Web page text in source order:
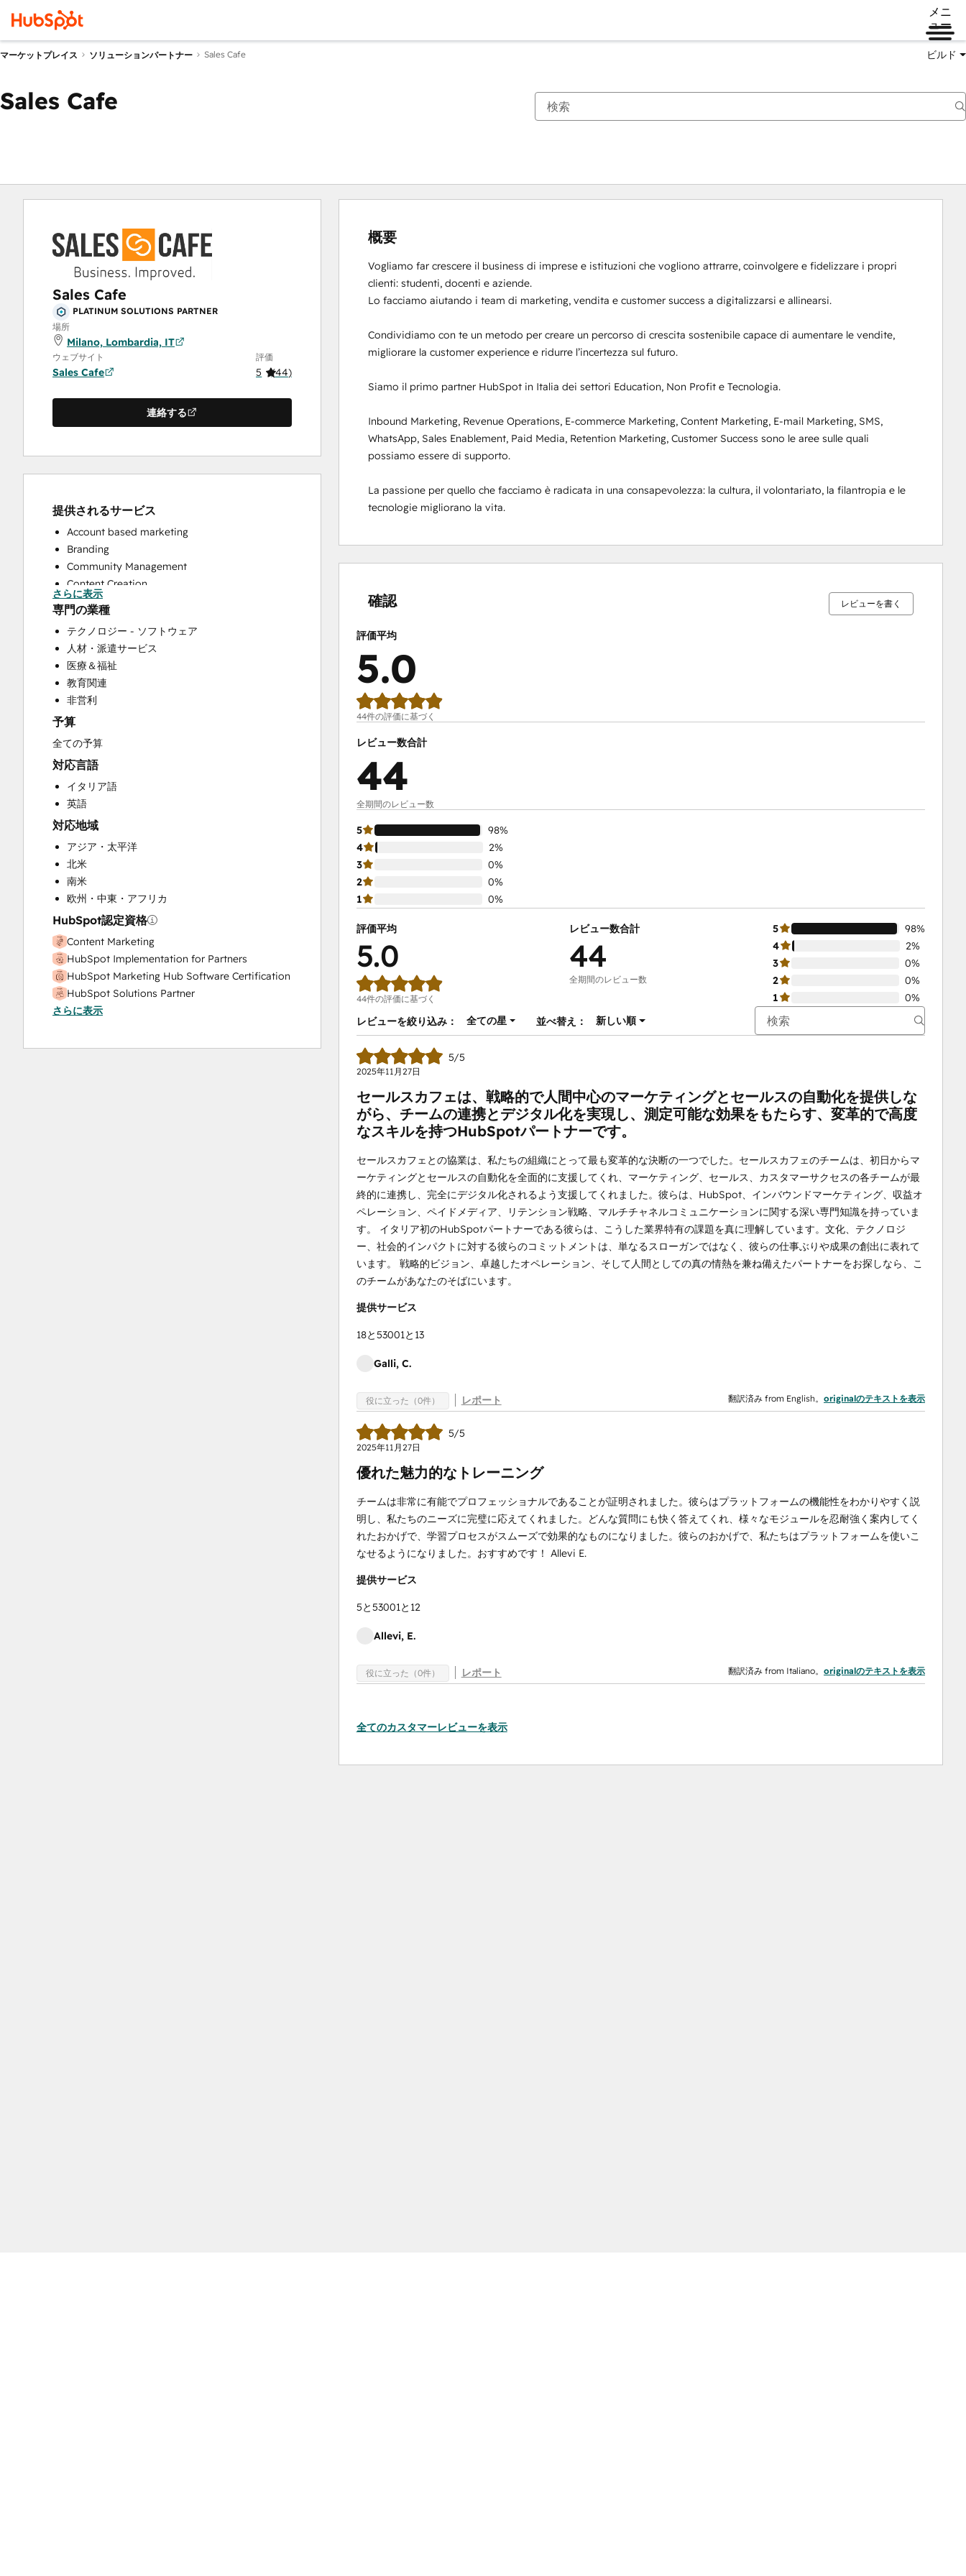
メニ
ュー
マーケットプレイス ソリューションパートナー Sales Cafe ビルド
Sales Cafe
Sales Cafe
PLATINUM SOLUTIONS PARTNER
場所
Milano, Lombardia, IT
ウェブサイト
Sales Cafe
評価
5 (44)
連絡する
提供されるサービス
Account based marketing
Branding
Community Management
Content Creation
Conversational Marketing
CRM Implementation
CRM Migration
Custom API Integrations
Customer Marketing
Customer Success Training
Customer Support Training
Customer Survey and Analysis
Email Marketing
Full Inbound Marketing Services
Help Desk Implementation
HubSpot Onboarding
Knowledge Base Development
Paid Advertising
Programmable Automation
Public Relations
Sales and Marketing Alignment
Sales Coaching and Training
Sales Enablement
Search Engine Optimization
Social Media
Video Production
Website Design
Website Development
Website Migration
さらに表示
専門の業種
テクノロジー - ソフトウェア
人材・派遣サービス
医療＆福祉
教育関連
非営利
予算
全ての予算
対応言語
イタリア語
英語
対応地域
アジア・太平洋
北米
南米
欧州・中東・アフリカ
HubSpot認定資格
Content Marketing
HubSpot Implementation for Partners
HubSpot Marketing Hub Software Certification
HubSpot Solutions Partner
Inbound Sales
さらに表示
概要
Vogliamo far crescere il business di imprese e istituzioni che vogliono attrarre, coinvolgere e fidelizzare i propri
clienti: studenti, docenti e aziende.
Lo facciamo aiutando i team di marketing, vendita e customer success a digitalizzarsi e allinearsi.
Condividiamo con te un metodo per creare un percorso di crescita sostenibile capace di aumentare le vendite,
migliorare la customer experience e ridurre l’incertezza sul futuro.
Siamo il primo partner HubSpot in Italia dei settori Education, Non Profit e Tecnologia.
Inbound Marketing, Revenue Operations, E-commerce Marketing, Content Marketing, E-mail Marketing, SMS,
WhatsApp, Sales Enablement, Paid Media, Retention Marketing, Customer Success sono le aree sulle quali
possiamo essere di supporto.
La passione per quello che facciamo è radicata in una consapevolezza: la cultura, il volontariato, la filantropia e le
tecnologie migliorano la vita.
確認 レビューを書く
評価平均
5.0
44件の評価に基づく
レビュー数合計
44
全期間のレビュー数
5
98%
4
了
2%
3
了
0%
2
了
0%
1
了
0%
評価平均
5.0
44件の評価に基づく
レビュー数合計
44
全期間のレビュー数
5
了
98%
4
2%
3
0%
2
0%
1
0%
レビューを絞り込み：
全ての星 並べ替え： 新しい順
5/5
2025年11月27日
セールスカフェは、戦略的で人間中心のマーケティングとセールスの自動化を提供しな
がら、チームの連携とデジタル化を実現し、測定可能な効果をもたらす、変革的で高度
なスキルを持つHubSpotパートナーです。
セールスカフェとの協業は、私たちの組織にとって最も変革的な決断の一つでした。セールスカフェのチームは、初日からマ
ーケティングとセールスの自動化を全面的に支援してくれ、マーケティング、セールス、カスタマーサクセスの各チームが最
終的に連携し、完全にデジタル化されるよう支援してくれました。彼らは、HubSpot、インバウンドマーケティング、収益オ
ペレーション、ペイドメディア、リテンション戦略、マルチチャネルコミュニケーションに関する深い専門知識を持っていま
す。 イタリア初のHubSpotパートナーである彼らは、こうした業界特有の課題を真に理解しています。文化、テクノロジ
ー、社会的インパクトに対する彼らのコミットメントは、単なるスローガンではなく、彼らの仕事ぶりや成果の創出に表れて
います。 戦略的ビジョン、卓越したオペレーション、そして人間としての真の情熱を兼ね備えたパートナーをお探しなら、こ
のチームがあなたのそばにいます。
提供サービス
18と53001と13
Galli, C.
役に立った（0件） レポート 翻訳済み from English。 originalのテキストを表示
5/5
2025年11月27日
優れた魅力的なトレーニング
チームは非常に有能でプロフェッショナルであることが証明されました。彼らはプラットフォームの機能性をわかりやすく説
明し、私たちのニーズに完璧に応えてくれました。どんな質問にも快く答えてくれ、様々なモジュールを忍耐強く案内してく
れたおかげで、学習プロセスがスムーズで効果的なものになりました。彼らのおかげで、私たちはプラットフォームを使いこ
なせるようになりました。おすすめです！ Allevi E.
提供サービス
5と53001と12
Allevi, E.
役に立った（0件） レポート 翻訳済み from Italiano。 originalのテキストを表示
全てのカスタマーレビューを表示